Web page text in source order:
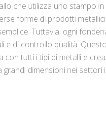
che utilizza uno stampo
forme di prodotti
Tuttavia, ogni
e di controllo qualità.
con tutti i tipi di metalli e
grandi dimensioni nei settori